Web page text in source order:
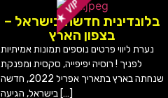
בלונדינית חדשה בישראל –
בצפון הארץ
נערת ליווי פרטים נוספים תמונות אמיתיות
לפניך ! רוסיה יפיפייה, סקסית ומפנקת
שנחתה בארץ בתאריך אפריל 2022, חדשה
בישראל, הגיעה […]